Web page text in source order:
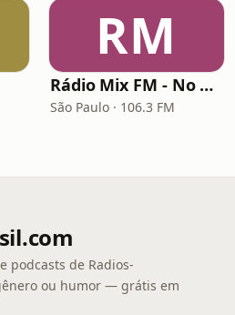
RM
Rádio Mix FM - No Break
São Paulo · 106.3 FM
podcasts de Radios-
ou humor — grátis em